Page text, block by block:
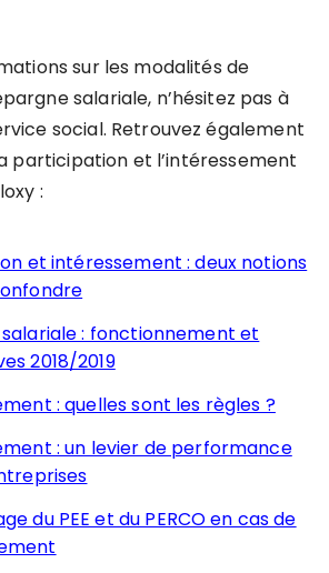
sur les modalités de
salariale, n’hésitez pas à
social. Retrouvez également
participation et l’intéressement
:
et intéressement : deux notions
salariale : fonctionnement et
2018/2019
: quelles sont les règles ?
: un levier de performance
du PEE et du PERCO en cas de